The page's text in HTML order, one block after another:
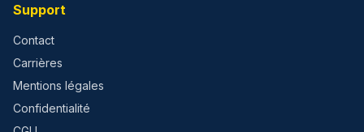
Support
Contact
Carrières
Mentions légales
Confidentialité